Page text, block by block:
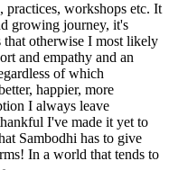
practices, workshops etc. It
growing journey, it's
otherwise I most likely
and empathy and an
of which
happier, more
I always leave
I've made it yet to
Sambodhi has to give
In a world that tends to